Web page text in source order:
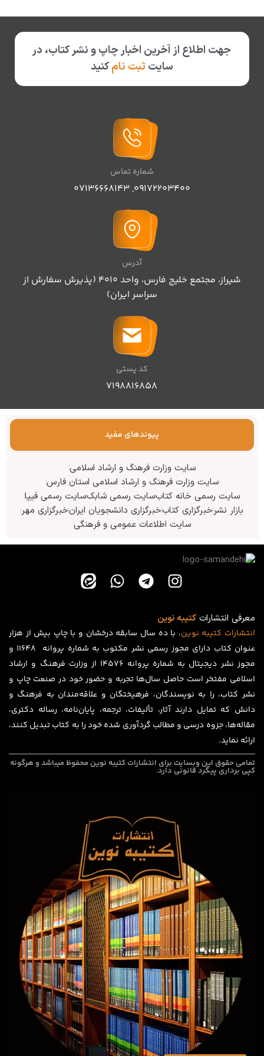
جهت اطلاع از آخرین اخبار چاپ و نشر کتاب، در
سایت ثبت نامکنید
شماره تماس
09172203400
,
07136668143
آدرس
شیراز، مجتمع خلیج فارس، واحد ۴۰۱۰ (پذیرش سفارش از
سراسر ایران)
کد پستی
۷۱۹۸۸۱۶۸۵۸
پیوندهای مفید
سایت وزارت فرهنگ و ارشاد اسلامی
سایت وزارت فرهنگ و ارشاد اسلامی استان فارس
سایت رسمی خانه کتابسایت رسمی شابکسایت رسمی فیپا
بازار نشرخبرگزاری کتابخبرگزاری دانشجویان ایرانخبرگزاری مهر
سایت اطلاعات عمومی و فرهنگی
معرفی انتشاراتکتیبه نوین
انتشارات کتیبه نوین، با ده سال سابقه درخشان و با چاپ بیش از هزار
عنوان کتاب دارای مجوز رسمی نشر مکتوب به شماره پروانه ۱۱۶۴۸ و
مجوز نشر دیجیتال به شماره پروانه 14576 از وزارت فرهنگ و ارشاد
اسلامی مفتخر است حاصل سال‌ها تجربه و حضور خود در صنعت چاپ و
نشر کتاب، را به نویسندگان، فرهیختگان و علاقه‌مندان به فرهنگ و
دانش که تمایل دارند آثار، تألیفات، ترجمه، پایان‌نامه، رساله دکتری،
مقاله‌ها، جزوه درسی و مطالب گردآوری شده خود را به کتاب تبدیل کنند،
ارائه نماید.
تمامی حقوق این وبسایت برای انتشارات کتیبه نوین محفوظ میباشد و هرگونه
کپی برداری پیگرد قانونی دارد.